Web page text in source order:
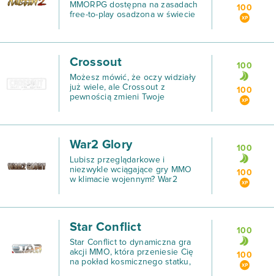
MMORPG dostępna na zasadach
free-to-play osadzona w świecie
100
Crossout
Możesz mówić, że oczy widziały
już wiele, ale Crossout z
pewnością zmieni Twoje
100
100
War2 Glory
Lubisz przeglądarkowe i
niezwykle wciągające gry MMO
w klimacie wojennym? War2
100
100
Star Conflict
Star Conflict to dynamiczna gra
akcji MMO, która przeniesie Cię
na pokład kosmicznego statku,
100
100